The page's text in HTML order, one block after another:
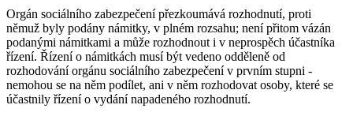
Orgán sociálního zabezpečení přezkoumává rozhodnutí, proti
němuž byly podány námitky, v plném rozsahu; není přitom vázán
podanými námitkami a může rozhodnout i v neprospěch účastníka
řízení. Řízení o námitkách musí být vedeno odděleně od
rozhodování orgánu sociálního zabezpečení v prvním stupni -
nemohou se na něm podílet, ani v něm rozhodovat osoby, které se
účastnily řízení o vydání napadeného rozhodnutí.